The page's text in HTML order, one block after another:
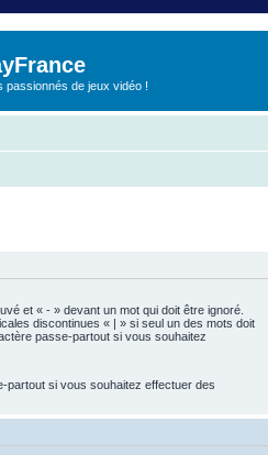
passionnés de jeux vidéo !
et « - » devant un mot qui doit être ignoré.
discontinues « | » si seul un des mots doit
passe-partout si vous souhaitez
partout si vous souhaitez effectuer des